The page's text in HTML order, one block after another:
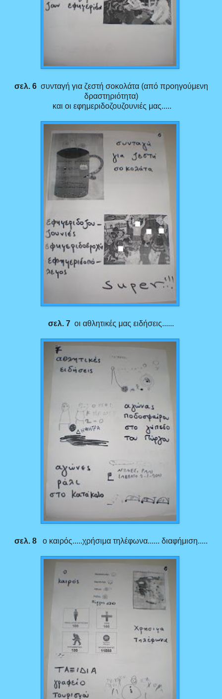
σελ. 6 συνταγή για ζεστή σοκολάτα (από προηγούμενη
δραστηριότητα)
και οι εφημεριδοζουζουνιές μας.....
σελ. 7 οι αθλητικές μας ειδήσεις......
σελ. 8 ο καιρός.....χρήσιμα τηλέφωνα...... διαφήμιση.....